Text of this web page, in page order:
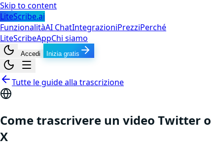
Skip to content
LiteScribe.ai
FunzionalitàAI ChatIntegrazioniPrezziPerché
LiteScribeAppChi siamo
Accedi Inizia gratis
Tutte le guide alla trascrizione
Come trascrivere un video Twitter o
X